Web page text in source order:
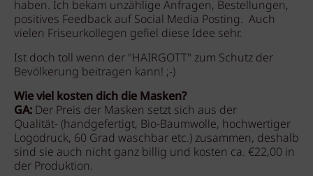
haben. Ich bekam unzählige Anfragen, Bestellungen,
positives Feedback auf Social Media Posting. Auch
vielen Friseurkollegen gefiel diese Idee sehr.
Ist doch toll wenn der "HAIRGOTT" zum Schutz der
Bevölkerung beitragen kann! ;-)
Wie viel kosten dich die Masken?
GA: Der Preis der Masken setzt sich aus der
Qualität- (handgefertigt, Bio-Baumwolle, hochwertiger
Logodruck, 60 Grad waschbar etc.) zusammen, deshalb
sind sie auch nicht ganz billig und kosten ca. €22,00 in
der Produktion.